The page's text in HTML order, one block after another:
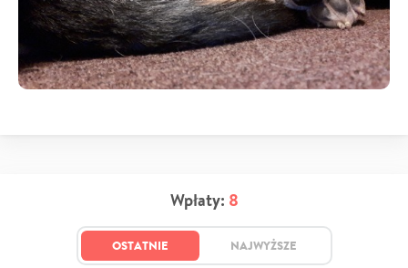
Wpłaty: 8
OSTATNIE NAJWYŻSZE